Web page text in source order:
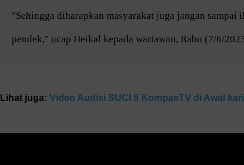
"Sehingga diharapkan masyarakat juga jangan
pendek," ucap Heikal kepada wartawan, Rabu (7/6/
Lihat juga: Video Audisi SUCI 5 KompasTV di Awal